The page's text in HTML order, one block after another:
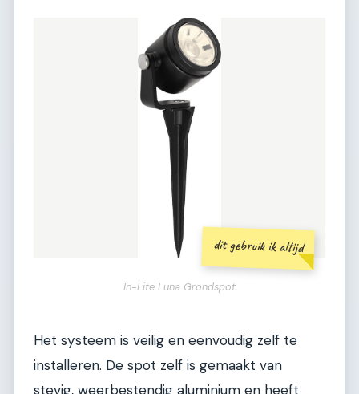
dit gebruik ik altijd
In-Lite Luna Grondspot
Het systeem is veilig en eenvoudig zelf te
installeren. De spot zelf is gemaakt van
stevig, weerbestendig aluminium en heeft